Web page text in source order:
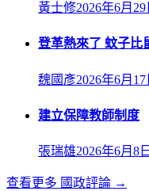
黃士修2026年6月29
登革熱來了 蚊子比
魏國彥2026年6月17
建立保障教師制度
張瑞雄2026年6月8日
查看更多 國政評論 →